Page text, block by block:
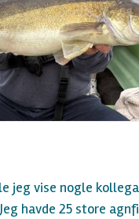
jeg vise nogle
havde 25 store